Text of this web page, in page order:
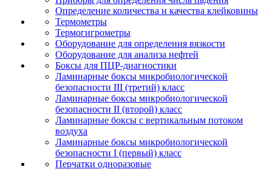
Определение количества и качества клейковины
Термометры
Термогигрометры
Оборудование для определения вязкости
Оборудование для анализа нефтей
Боксы для ПЦР-диагностики
Ламинарные боксы микробиологической
безопасности III (третий) класс
Ламинарные боксы микробиологической
безопасности II (второй) класс
Ламинарные боксы с вертикальным потоком
воздуха
Ламинарные боксы микробиологической
безопасности I (первый) класс
Перчатки одноразовые